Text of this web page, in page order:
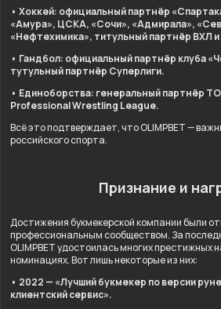
• Хоккей: официальный партнёр
«Амура», ЦСКА, «Сочи», «Адмирала»,
«Нефтехимика», титульный партнёр ВХЛ
• Гандбол: официальный партнёр клуба
тутульный партнёр Суперлиги.
• Единоборства: генеральный партнёр
Professional Wrestling League.
Всё это подтверждает, что OLIMPBET —
российского спорта.
Признание и
Достижения букмекерской компании были
профессиональным сообществом. За
OLIMPBET удостоилась многих престижных
номинациях. Вот лишь некоторые из них:
• 2022 — «Лучший букмекер по версии
клиентский сервис».